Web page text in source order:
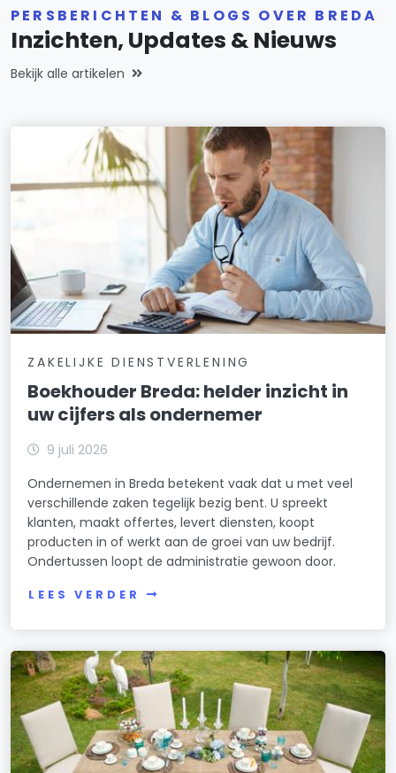
PERSBERICHTEN & BLOGS OVER BREDA
Inzichten, Updates & Nieuws
Bekijk alle artikelen
ZAKELIJKE DIENSTVERLENING
Boekhouder Breda: helder inzicht in
uw cijfers als ondernemer
9 juli 2026
Ondernemen in Breda betekent vaak dat u met veel
verschillende zaken tegelijk bezig bent. U spreekt
klanten, maakt offertes, levert diensten, koopt
producten in of werkt aan de groei van uw bedrijf.
Ondertussen loopt de administratie gewoon door.
LEES VERDER